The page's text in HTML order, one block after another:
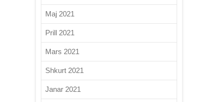
Maj 2021
Prill 2021
Mars 2021
Shkurt 2021
Janar 2021